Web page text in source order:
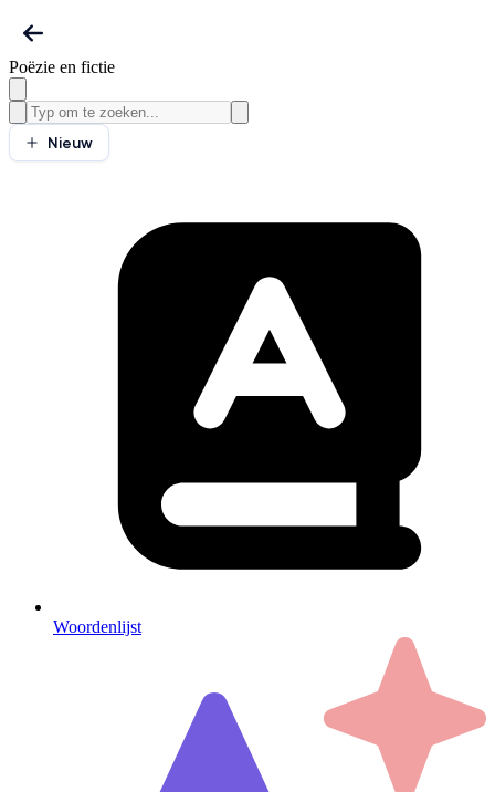
Poëzie en fictie
Nieuw
Woordenlijst